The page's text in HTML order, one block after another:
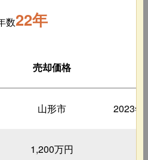
数22年
売却価格
山形市 2023年
1,200万円